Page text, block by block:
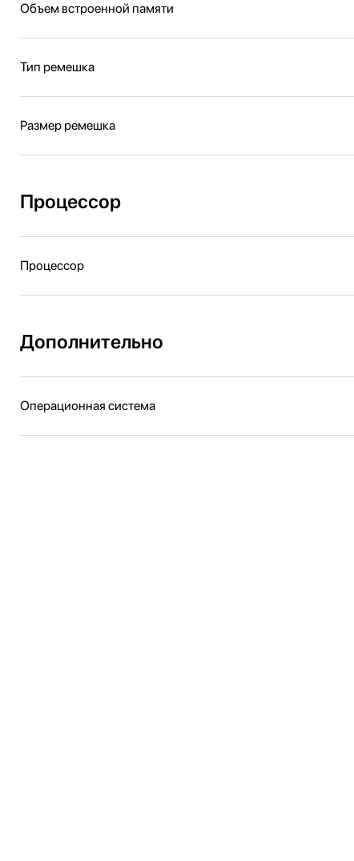
Объем встроенной памяти
Тип ремешка
Размер ремешка
Процессор
Процессор
Дополнительно
Операционная система